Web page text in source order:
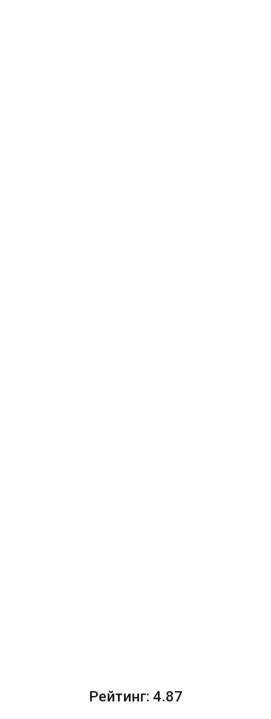
Рейтинг: 4.87